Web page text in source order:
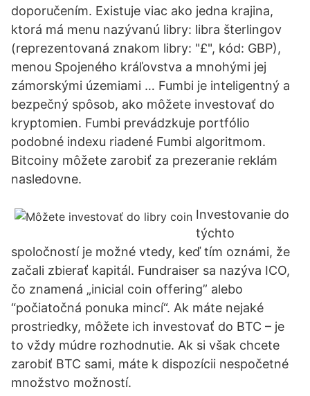
doporučením. Existuje viac ako jedna krajina,
ktorá má menu nazývanú libry: libra šterlingov
(reprezentovaná znakom libry: "£", kód: GBP),
menou Spojeného kráľovstva a mnohými jej
zámorskými územiami … Fumbi je inteligentný a
bezpečný spôsob, ako môžete investovať do
kryptomien. Fumbi prevádzkuje portfólio
podobné indexu riadené Fumbi algoritmom.
Bitcoiny môžete zarobiť za prezeranie reklám
nasledovne.
Investovanie do
týchto
spoločností je možné vtedy, keď tím oznámi, že
začali zbierať kapitál. Fundraiser sa nazýva ICO,
čo znamená „inicial coin offering” alebo
“počiatočná ponuka mincí“. Ak máte nejaké
prostriedky, môžete ich investovať do BTC – je
to vždy múdre rozhodnutie. Ak si však chcete
zarobiť BTC sami, máte k dispozícii nespočetné
množstvo možností.